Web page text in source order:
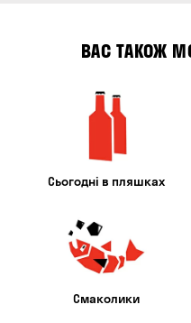
ВАС ТАКОЖ
Сьогодні в пляшках
Смаколики